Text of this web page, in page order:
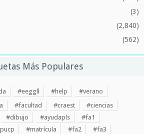
(3)
(2,840)
(562)
Más Populares
#eeggll #help
#verano
#facultad #craest
#ciencias
#dibujo #ayudapls
#fa1
#matrícula #fa2
#fa3